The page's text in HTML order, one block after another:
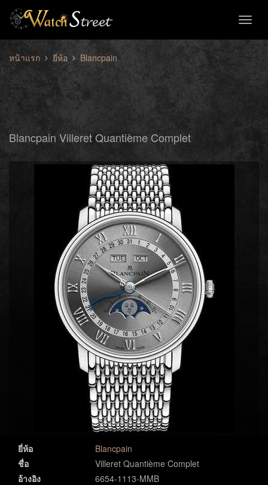
หน้าแรก ยี่ห้อ Blancpain
Blancpain Villeret Quantième Complet
ยี่ห้อ
Blancpain
ชื่อ
Villeret Quantième Complet
อ้างอิง
6654-1113-MMB